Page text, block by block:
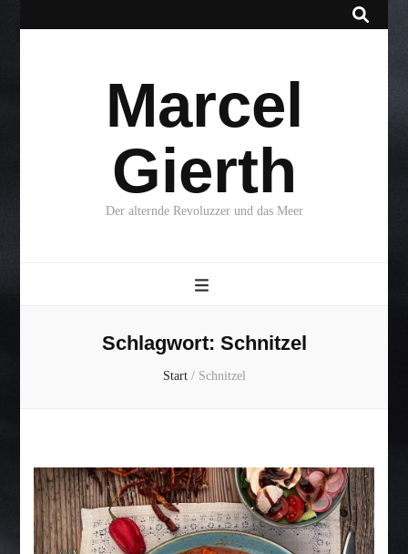
Marcel
Gierth
Der alternde Revoluzzer und das Meer
Schlagwort: Schnitzel
Start / Schnitzel